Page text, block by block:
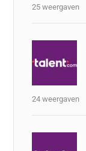
25 weergaven
24 weergaven